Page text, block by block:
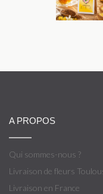
A PROPOS
Qui sommes-nous ?
Livraison de fleurs
Livraison en France